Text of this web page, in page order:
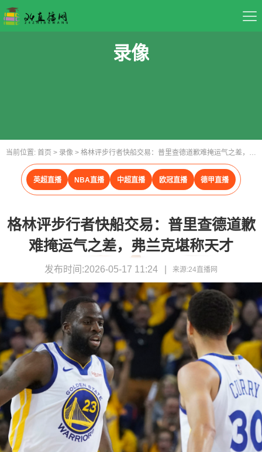
首页
重要赛事
资讯
录像
录像
当前位置: 首页 > 录像 > 格林评步行者快船交易：普里查德道歉难掩运气之差，弗兰克堪称天才
英超直播 NBA直播 中超直播 欧冠直播 德甲直播
格林评步行者快船交易：普里查德道歉
难掩运气之差，弗兰克堪称天才
发布时间:2026-05-17 11:24 来源:24直播网